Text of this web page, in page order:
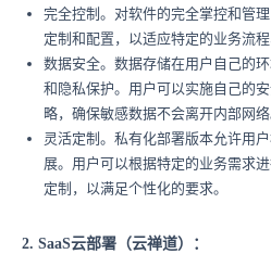
完全控制。对软件的完全掌控和管
定制和配置，以适应特定的业务流
数据安全。数据存储在用户自己的
和隐私保护。用户可以实施自己的
略，确保敏感数据不会离开内部网络
灵活定制。私有化部署版本允许用
展。用户可以根据特定的业务需求
定制，以满足个性化的要求。
2. SaaS云部署（云禅道）：